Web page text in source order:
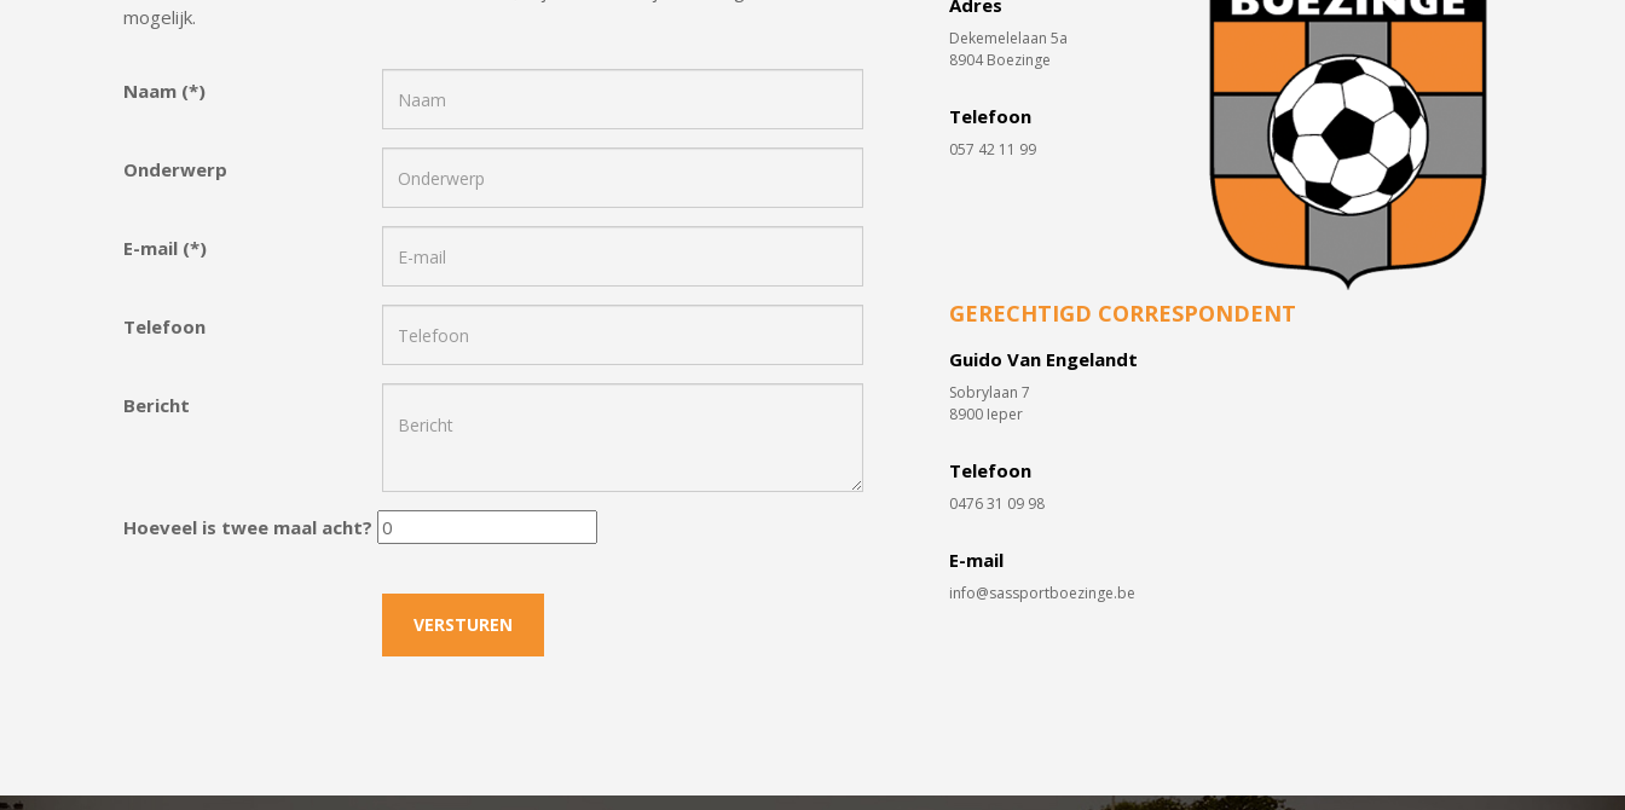
mogelijk.
Naam (*)
Onderwerp
E-mail (*)
Telefoon
Bericht
Hoeveel is twee maal acht?
VERSTUREN
Adres
Dekemelelaan 5a
8904 Boezinge
Telefoon
057 42 11 99
GERECHTIGD CORRESPONDENT
Guido Van Engelandt
Sobrylaan 7
8900 Ieper
Telefoon
0476 31 09 98
E-mail
info@sassportboezinge.be